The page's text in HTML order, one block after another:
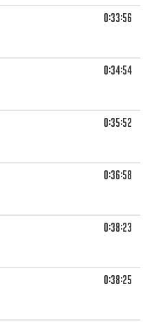
0:33:56
0:34:54
0:35:52
0:36:58
0:38:23
0:38:25